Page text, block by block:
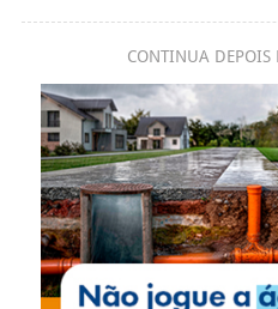
CONTINUA